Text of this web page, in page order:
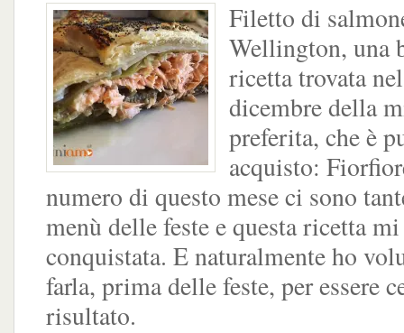
Filetto di
Wellington, una
ricetta trovata
dicembre della
preferita, che è
acquisto:
numero di questo mese ci sono
menù delle feste e questa ricetta
conquistata. E naturalmente ho
farla, prima delle feste, per essere
risultato.